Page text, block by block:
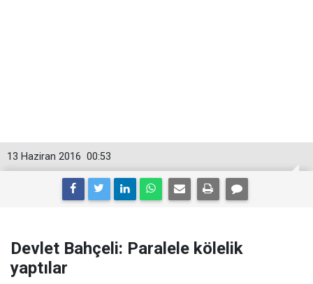
00:53
13 Haziran 2016
Devlet Bahçeli: Paralele kölelik
yaptılar